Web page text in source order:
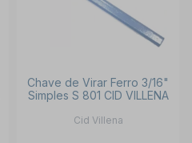
Chave de Virar Ferro 3/16"
Simples S 801 CID VILLENA
Cid Villena